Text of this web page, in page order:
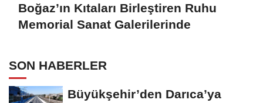
Boğaz’ın Kıtaları Birleştiren Ruhu
Memorial Sanat Galerilerinde
SON HABERLER
Büyükşehir’den Darıca’ya